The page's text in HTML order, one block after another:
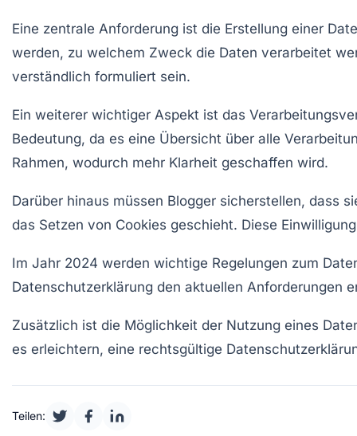
Eine zentrale Anforderung ist die Erstellung einer
werden, zu welchem Zweck die Daten verarbeitet
verständlich formuliert sein.
Ein weiterer wichtiger Aspekt ist das
Bedeutung, da es eine Übersicht über alle
Rahmen, wodurch mehr Klarheit geschaffen wird.
Darüber hinaus müssen Blogger sicherstellen, dass
das Setzen von Cookies geschieht. Diese
Im Jahr 2024 werden wichtige Regelungen zum
Datenschutzerklärung den aktuellen Anforderungen
Zusätzlich ist die Möglichkeit der Nutzung eines
es erleichtern, eine rechtsgültige
Teilen: